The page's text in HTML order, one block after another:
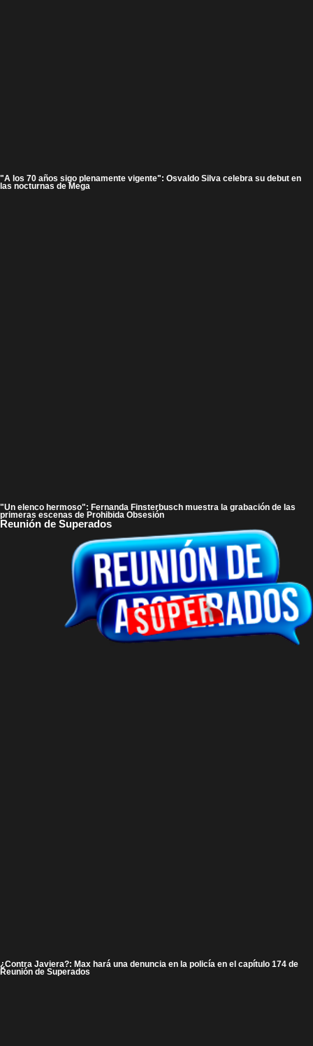
"A los 70 años sigo plenamente vigente": Osvaldo Silva celebra su debut en
las nocturnas de Mega
"Un elenco hermoso": Fernanda Finsterbusch muestra la grabación de las
primeras escenas de Prohibida Obsesión
Reunión de Superados
¿Contra Javiera?: Max hará una denuncia en la policía en el capítulo 174 de
Reunión de Superados